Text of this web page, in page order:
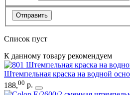
Отправить
Список пуст
К данному товару рекомендуем
Штемпельная краска на водной
188,00 р.